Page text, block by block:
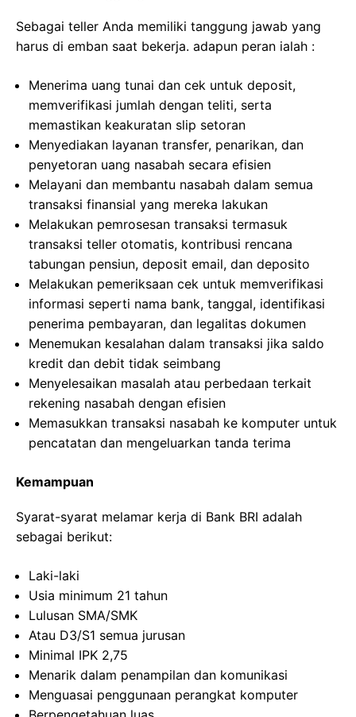
Sebagai teller Anda memiliki tanggung jawab yang
harus di emban saat bekerja. adapun peran ialah :
Menerima uang tunai dan cek untuk deposit,
memverifikasi jumlah dengan teliti, serta
memastikan keakuratan slip setoran
Menyediakan layanan transfer, penarikan, dan
penyetoran uang nasabah secara efisien
Melayani dan membantu nasabah dalam semua
transaksi finansial yang mereka lakukan
Melakukan pemrosesan transaksi termasuk
transaksi teller otomatis, kontribusi rencana
tabungan pensiun, deposit email, dan deposito
Melakukan pemeriksaan cek untuk memverifikasi
informasi seperti nama bank, tanggal, identifikasi
penerima pembayaran, dan legalitas dokumen
Menemukan kesalahan dalam transaksi jika saldo
kredit dan debit tidak seimbang
Menyelesaikan masalah atau perbedaan terkait
rekening nasabah dengan efisien
Memasukkan transaksi nasabah ke komputer untuk
pencatatan dan mengeluarkan tanda terima
Kemampuan
Syarat-syarat melamar kerja di Bank BRI adalah
sebagai berikut:
Laki-laki
Usia minimum 21 tahun
Lulusan SMA/SMK
Atau D3/S1 semua jurusan
Minimal IPK 2,75
Menarik dalam penampilan dan komunikasi
Menguasai penggunaan perangkat komputer